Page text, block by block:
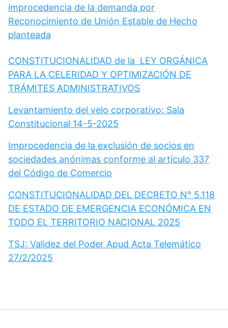
improcedencia de la demanda por
Reconocimiento de Unión Estable de Hecho
planteada
CONSTITUCIONALIDAD de la LEY ORGÁNICA
PARA LA CELERIDAD Y OPTIMIZACIÓN DE
TRÁMITES ADMINISTRATIVOS
Levantamiento del velo corporativo: Sala
Constitucional 14-5-2025
Improcedencia de la exclusión de socios en
sociedades anónimas conforme al artículo 337
del Código de Comercio
CONSTITUCIONALIDAD DEL DECRETO N° 5.118
DE ESTADO DE EMERGENCIA ECONÓMICA EN
TODO EL TERRITORIO NACIONAL 2025
TSJ: Validez del Poder Apud Acta Telemático
27/2/2025